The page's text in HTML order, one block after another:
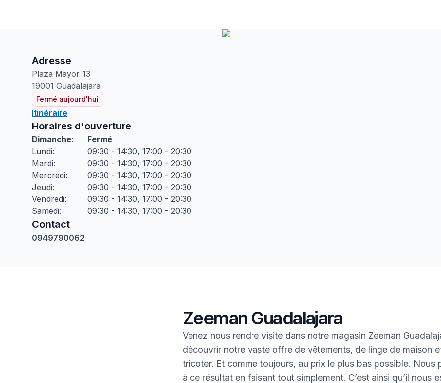
Adresse
Plaza Mayor 13
19001 Guadalajara
Fermé aujourd'hui
Itinéraire
Horaires d'ouverture
Dimanche:
Fermé
Lundi:
09:30 - 14:30, 17:00 - 20:30
Mardi:
09:30 - 14:30, 17:00 - 20:30
Mercredi:
09:30 - 14:30, 17:00 - 20:30
Jeudi:
09:30 - 14:30, 17:00 - 20:30
Vendredi:
09:30 - 14:30, 17:00 - 20:30
Samedi: 09:30 - 14:30, 17:00 - 20:30
Contact
0949790062
Zeeman Guadalajara
Venez nous rendre visite dans notre magasin Zeeman
découvrir notre vaste offre de vêtements, de linge de maison
tricoter. Et comme toujours, au prix le plus bas possible. Nous
à ce résultat en faisant tout simplement. C’est ainsi qu’il nous